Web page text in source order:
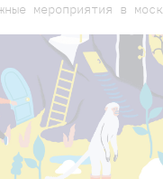
мероприятия в